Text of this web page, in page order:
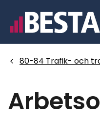
80-84 Trafik- och